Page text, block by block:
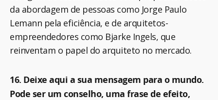
da abordagem de pessoas como Jorge Paulo
Lemann pela eficiência, e de arquitetos-
empreendedores como Bjarke Ingels, que
reinventam o papel do arquiteto no mercado.
16. Deixe aqui a sua mensagem para o mundo.
Pode ser um conselho, uma frase de efeito,